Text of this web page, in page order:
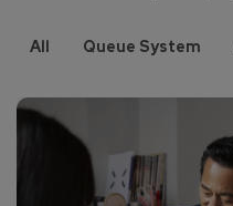
All Queue System